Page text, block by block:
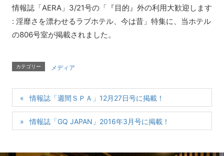
情報誌「AERA」3/21号の「『目的』外の利用大歓迎します
: 淫靡さを漂わせるラブホテル、今は昔」特集に、当ホテル
の806号室が掲載されました。
カテゴリー メディア
情報誌「週間ＳＰＡ」12月27日号に掲載！
情報誌「GQ JAPAN」2016年3月号に掲載！